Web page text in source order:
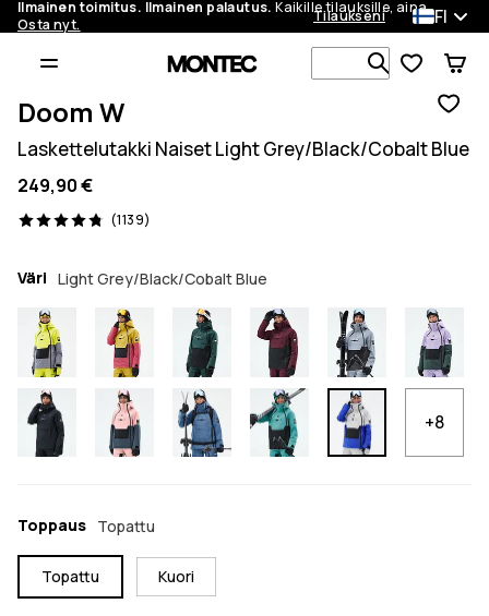
Ilmainen toimitus. Ilmainen palautus. Kaikille tilauksille, aina.
Osta nyt.
Tilaukseni FI
Etsi 1 000+
Doom W
Laskettelutakki Naiset Light Grey/Black/Cobalt Blue
249,90 €
(1139)
1139 arvostelut, 4.8/5
Väri Light Grey/Black/Cobalt Blue
+8
Toppaus Topattu
Topattu Kuori